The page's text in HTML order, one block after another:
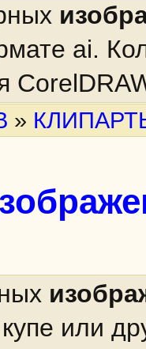
ai.
»
или